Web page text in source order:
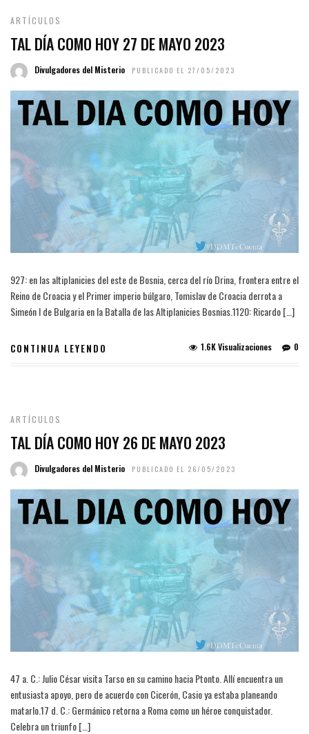
ARTÍCULOS
TAL DÍA COMO HOY 27 DE MAYO 2023
Divulgadores del Misterio PUBLICADO EL 27/05/2023
927: en las altiplanicies del este de Bosnia, cerca del río Drina, frontera entre el
Reino de Croacia y el Primer imperio búlgaro, Tomislav de Croacia derrota a
Simeón I de Bulgaria en la Batalla de las Altiplanicies Bosnias.1120: Ricardo […]
CONTINUA LEYENDO 0
1.6K Visualizaciones
ARTÍCULOS
TAL DÍA COMO HOY 26 DE MAYO 2023
Divulgadores del Misterio PUBLICADO EL 26/05/2023
47 a. C.: Julio César visita Tarso en su camino hacia Ptonto. Allí encuentra un
entusiasta apoyo, pero de acuerdo con Cicerón, Casio ya estaba planeando
matarlo.17 d. C.: Germánico retorna a Roma como un héroe conquistador.
Celebra un triunfo […]